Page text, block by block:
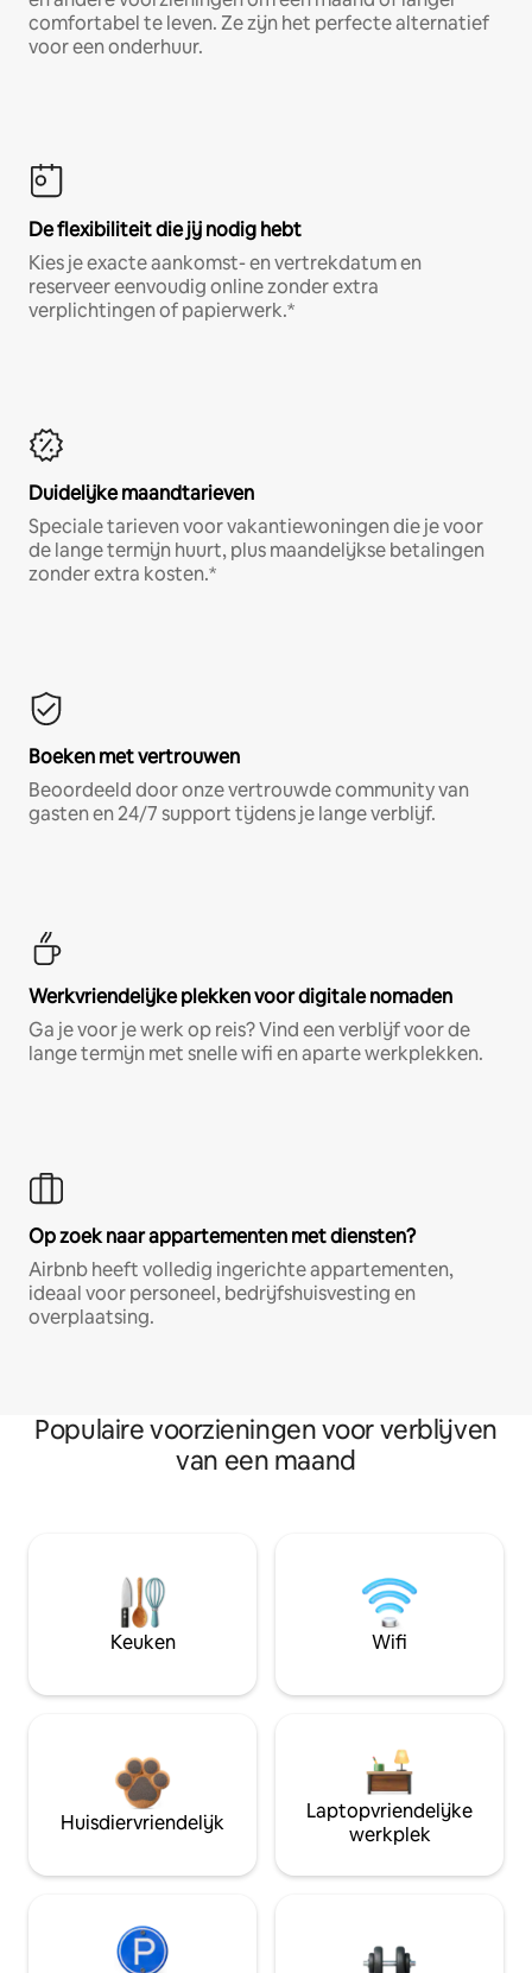
comfortabel te leven. Ze zijn het perfecte alternatief
voor een onderhuur.
De flexibiliteit die jij nodig hebt
Kies je exacte aankomst- en vertrekdatum en
reserveer eenvoudig online zonder extra
verplichtingen of papierwerk.*
Duidelijke maandtarieven
Speciale tarieven voor vakantiewoningen die je voor
de lange termijn huurt, plus maandelijkse betalingen
zonder extra kosten.*
Boeken met vertrouwen
Beoordeeld door onze vertrouwde community van
gasten en 24/7 support tijdens je lange verblijf.
Werkvriendelijke plekken voor digitale nomaden
Ga je voor je werk op reis? Vind een verblijf voor de
lange termijn met snelle wifi en aparte werkplekken.
Op zoek naar appartementen met diensten?
Airbnb heeft volledig ingerichte appartementen,
ideaal voor personeel, bedrijfshuisvesting en
overplaatsing.
Populaire voorzieningen voor verblijven
van een maand
Keuken Wifi
Huisdiervriendelijk
Laptopvriendelijke
werkplek